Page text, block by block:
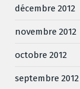
décembre 2012
novembre 2012
octobre 2012
septembre 2012